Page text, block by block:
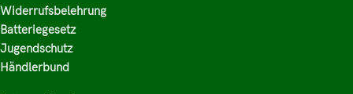
Widerrufsbelehrung
Batteriegesetz
Jugendschutz
Händlerbund